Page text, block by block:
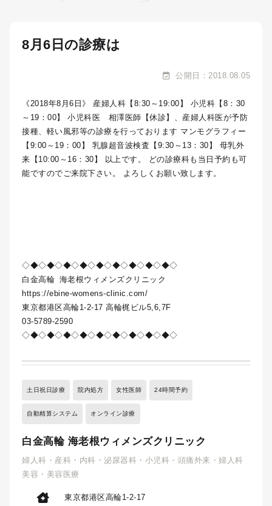
8月6日の診療は
公開日：2018.08.05
《2018年8月6日》 産婦人科【8:30～19:00】 小児科【8：30
～19：00】 小児科医 相澤医師【休診】、産婦人科医が予防
接種、軽い風邪等の診療を行っております マンモグラフィー
【9:00～19：00】 乳腺超音波検査【9:30～13：30】 母乳外
来【10:00～16：30】 以上です。 どの診療科も当日予約も可
能ですのでご来院下さい。 よろしくお願い致します。
◇◆◇◆◇◆◇◆◇◆◇◆◇◆◇◆◇◆◇
白金高輪 海老根ウィメンズクリニック
https://ebine-womens-clinic.com/
東京都港区高輪1-2-17 高輪梶ビル5,6,7F
03-5789-2590
◇◆◇◆◇◆◇◆◇◆◇◆◇◆◇◆◇◆◇
土日祝日診療 院内処方 女性医師 24時間予約
自動精算システム オンライン診療
白金高輪 海老根ウィメンズクリニック
婦人科・産科・内科・泌尿器科・小児科・頭痛外来・婦人科
美容・美容医療
東京都港区高輪1-2-17